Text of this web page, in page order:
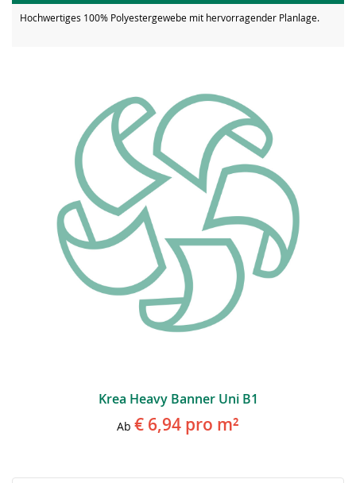
Hochwertiges 100% Polyestergewebe mit hervorragender Planlage.
Krea Heavy Banner Uni B1
Ab € 6,94 pro m²